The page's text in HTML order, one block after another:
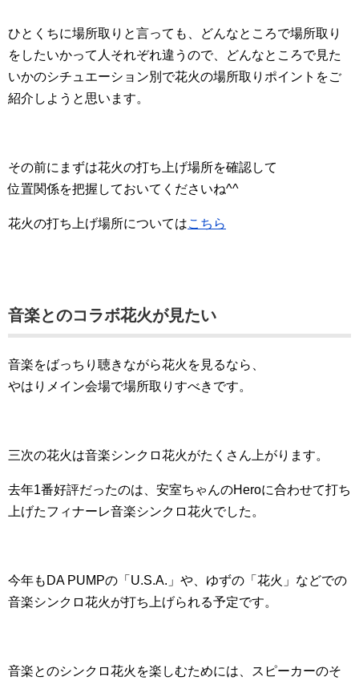
ひとくちに場所取りと言っても、どんなところで場所取り
をしたいかって人それぞれ違うので、どんなところで見た
いかのシチュエーション別で花火の場所取りポイントをご
紹介しようと思います。
その前にまずは花火の打ち上げ場所を確認して
位置関係を把握しておいてくださいね^^
花火の打ち上げ場所についてはこちら
音楽とのコラボ花火が見たい
音楽をばっちり聴きながら花火を見るなら、
やはりメイン会場で場所取りすべきです。
三次の花火は音楽シンクロ花火がたくさん上がります。
去年1番好評だったのは、安室ちゃんのHeroに合わせて打ち
上げたフィナーレ音楽シンクロ花火でした。
今年もDA PUMPの「U.S.A.」や、ゆずの「花火」などでの
音楽シンクロ花火が打ち上げられる予定です。
音楽とのシンクロ花火を楽しむためには、スピーカーのそ